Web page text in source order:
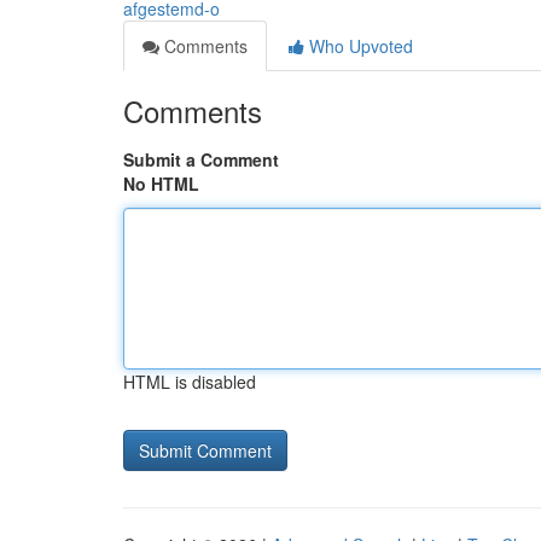
afgestemd-o
Comments
Who Upvoted
Comments
Submit a Comment
No HTML
HTML is disabled